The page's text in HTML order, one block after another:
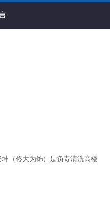
（佟大为饰）是负责清洗高楼